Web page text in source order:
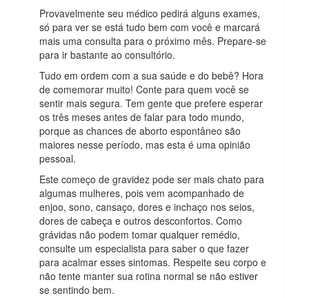
Provavelmente seu médico pedirá alguns exames,
só para ver se está tudo bem com você e marcará
mais uma consulta para o próximo mês. Prepare-se
para ir bastante ao consultório.
Tudo em ordem com a sua saúde e do bebê? Hora
de comemorar muito! Conte para quem você se
sentir mais segura. Tem gente que prefere esperar
os três meses antes de falar para todo mundo,
porque as chances de aborto espontâneo são
maiores nesse período, mas esta é uma opinião
pessoal.
Este começo de gravidez pode ser mais chato para
algumas mulheres, pois vem acompanhado de
enjoo, sono, cansaço, dores e inchaço nos seios,
dores de cabeça e outros desconfortos. Como
grávidas não podem tomar qualquer remédio,
consulte um especialista para saber o que fazer
para acalmar esses sintomas. Respeite seu corpo e
não tente manter sua rotina normal se não estiver
se sentindo bem.